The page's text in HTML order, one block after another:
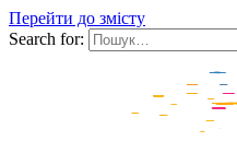
Перейти до змісту
Search for: